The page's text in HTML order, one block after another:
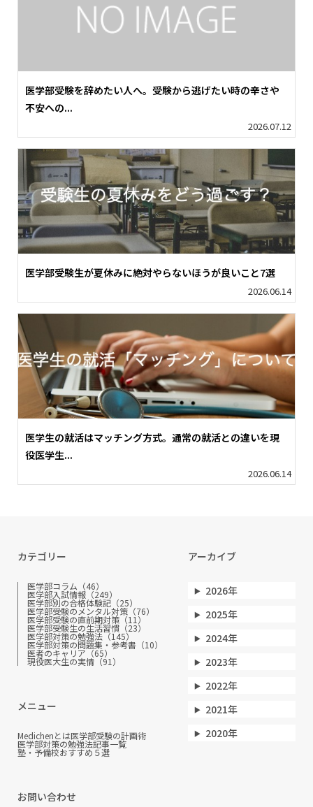
医学部受験を辞めたい人へ。受験から逃げたい時の辛さや
不安への...
2026.07.12
医学部受験生が夏休みに絶対やらないほうが良いこと7選
2026.06.14
医学生の就活はマッチング方式。通常の就活との違いを現
役医学生...
2026.06.14
カテゴリー
医学部コラム（46）
医学部入試情報（249）
医学部別の合格体験記（25）
医学部受験のメンタル対策（76）
医学部受験の直前期対策（11）
医学部受験生の生活習慣（23）
医学部対策の勉強法（145）
医学部対策の問題集・参考書（10）
医者のキャリア（65）
現役医大生の実情（91）
メニュー
Medichenとは医学部受験の計画術
医学部対策の勉強法記事一覧
塾・予備校おすすめ５選
お問い合わせ
アーカイブ
2026年
2025年
2024年
2023年
2022年
2021年
2020年